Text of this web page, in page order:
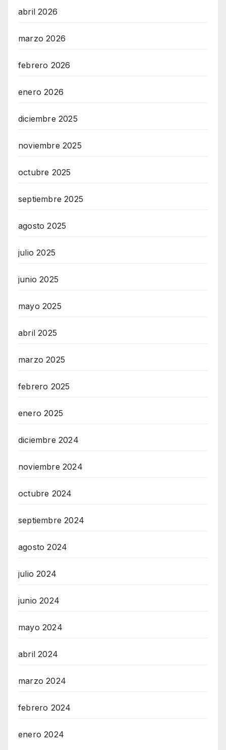
abril 2026
marzo 2026
febrero 2026
enero 2026
diciembre 2025
noviembre 2025
octubre 2025
septiembre 2025
agosto 2025
julio 2025
junio 2025
mayo 2025
abril 2025
marzo 2025
febrero 2025
enero 2025
diciembre 2024
noviembre 2024
octubre 2024
septiembre 2024
agosto 2024
julio 2024
junio 2024
mayo 2024
abril 2024
marzo 2024
febrero 2024
enero 2024